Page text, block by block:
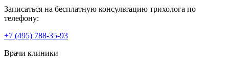
Записаться на бесплатную консультацию трихолога по
телефону:
+7 (495) 788-35-93
Врачи клиники